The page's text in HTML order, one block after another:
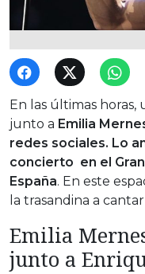
En las últimas
junto a Emilia
redes sociales. Lo
concierto en el
España. En este
la trasandina a
Emilia
junto a